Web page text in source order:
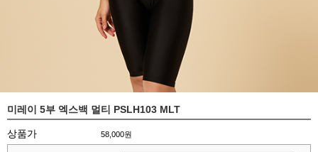
미레이 5부 엑스백 멀티 PSLH103 MLT
상품가 58,000원